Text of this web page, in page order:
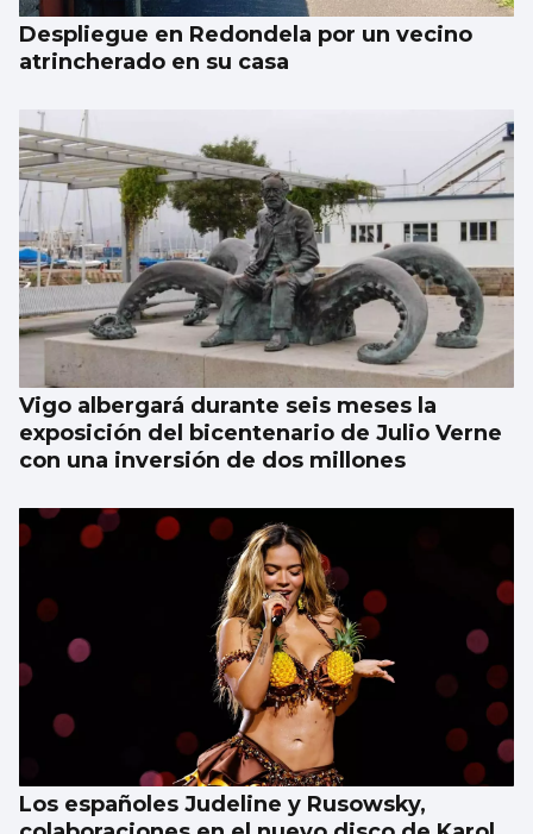
Despliegue en Redondela por un vecino
atrincherado en su casa
Vigo albergará durante seis meses la
exposición del bicentenario de Julio Verne
con una inversión de dos millones
Los españoles Judeline y Rusowsky,